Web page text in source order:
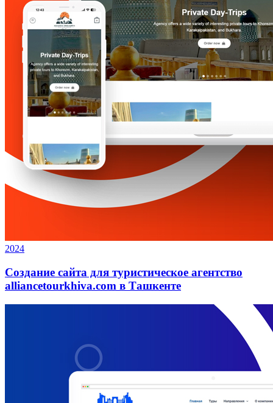
2024
Создание сайта для туристическое агентство
alliancetourkhiva.com в Ташкенте